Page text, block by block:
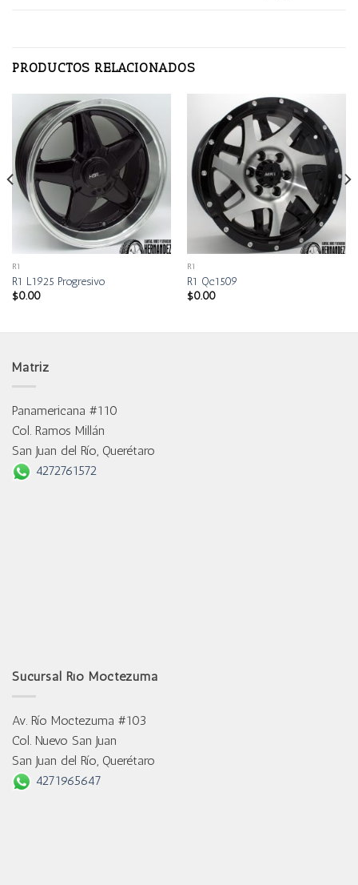
PRODUCTOS RELACIONADOS
R1
R1 L1925 Progresivo
$0.00
R1
R1 Qc1509
$0.00
Matriz
Panamericana #110
Col. Ramos Millán
San Juan del Río, Querétaro
4272761572
Sucursal Río Moctezuma
Av. Río Moctezuma #103
Col. Nuevo San Juan
San Juan del Río, Querétaro
4271965647